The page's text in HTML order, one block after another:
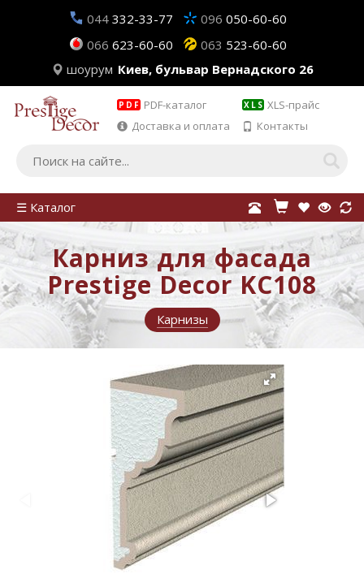
044 332-33-77 096 050-60-60
066 623-60-60 063 523-60-60
шоурум Киев, бульвар Вернадского 26
PDF PDF-каталог XLS XLS-прайс
Доставка и оплата
Контакты
☰ Каталог
Карниз для фасада
Prestige Decor KC108
Карнизы